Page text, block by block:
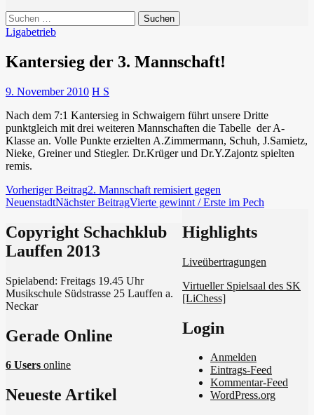
Suchen
nach:
Ligabetrieb
Kantersieg der 3. Mannschaft!
9. November 2010 H S
Nach dem 7:1 Kantersieg in Schwaigern führt unsere Dritte
punktgleich mit drei weiteren Mannschaften die Tabelle der A-
Klasse an. Volle Punkte erzielten A.Zimmermann, Schuh, J.Samietz,
Nieke, Greiner und Stiegler. Dr.Krüger und Dr.Y.Zajontz spielten
remis.
Beitragsnavigation
Vorheriger Beitrag2. Mannschaft remisiert gegen
NeuenstadtNächster BeitragVierte gewinnt / Erste im Pech
Schach in Lauffen
Highlights
Liveübertragungen
Virtueller Spielsaal des SK
[LiChess]
Login
Anmelden
Eintrags-Feed
Kommentar-Feed
WordPress.org
Copyright Schachklub
Lauffen 2013
Spielabend: Freitags 19.45 Uhr
Musikschule Südstrasse 25 Lauffen a.
Neckar
Gerade Online
6 Users online
Neueste Artikel